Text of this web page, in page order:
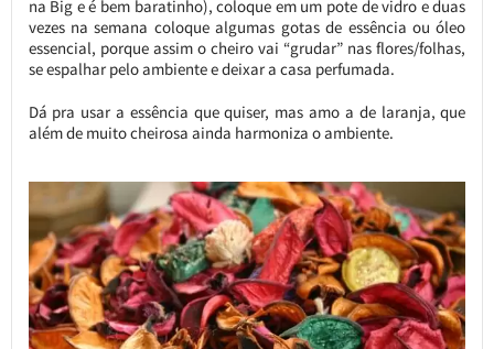
na Big e é bem baratinho), coloque em um pote de vidro e duas
vezes na semana coloque algumas gotas de essência ou óleo
essencial, porque assim o cheiro vai “grudar” nas flores/folhas,
se espalhar pelo ambiente e deixar a casa perfumada.
Dá pra usar a essência que quiser, mas amo a de laranja, que
além de muito cheirosa ainda harmoniza o ambiente.